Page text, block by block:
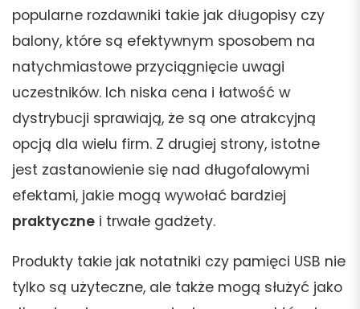
popularne rozdawniki takie jak długopisy czy
balony, które są efektywnym sposobem na
natychmiastowe przyciągnięcie uwagi
uczestników. Ich niska cena i łatwość w
dystrybucji sprawiają, że są one atrakcyjną
opcją dla wielu firm. Z drugiej strony, istotne
jest zastanowienie się nad długofalowymi
efektami, jakie mogą wywołać bardziej
praktyczne i trwałe gadżety.
Produkty takie jak notatniki czy pamięci USB nie
tylko są użyteczne, ale także mogą służyć jako